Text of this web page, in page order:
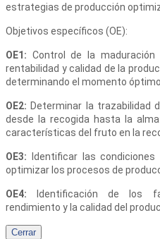
estrategias de producción
Objetivos específicos (OE):
OE1: Control de la
rentabilidad y calidad de la
determinando el momento
OE2: Determinar la trazabilidad
desde la recogida hasta la
características del fruto en la
OE3:
Identificar las
optimizar los procesos de
OE4:
Identificación de los
rendimiento y la calidad del
Cerrar